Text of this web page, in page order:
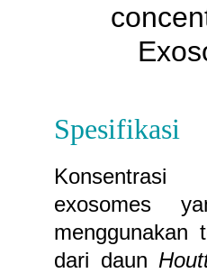
Spesifikasi
exosomes
menggunakan
dari daun